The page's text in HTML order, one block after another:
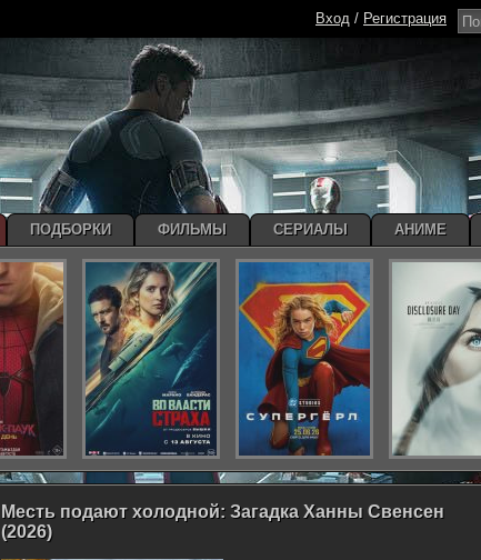
Месть подают холодной: Загадка Ханны Свенсен
(2026)
Вход / Регистрация
ПОДБОРКИ ФИЛЬМЫ СЕРИАЛЫ АНИМЕ